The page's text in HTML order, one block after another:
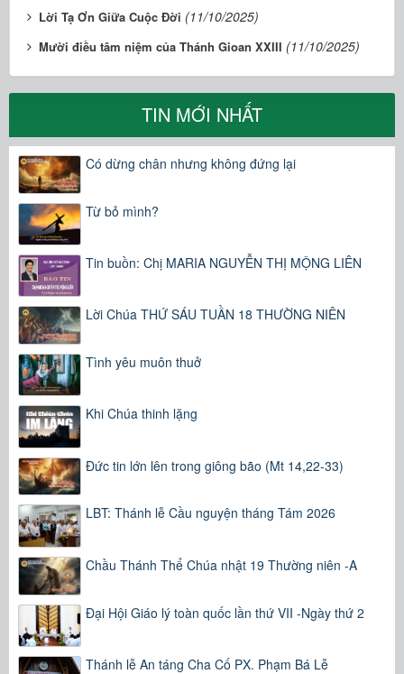
Lời Tạ Ơn Giữa Cuộc Đời (11/10/2025)
Mười điều tâm niệm của Thánh Gioan XXIII (11/10/2025)
TIN MỚI NHẤT
Có dừng chân nhưng không đứng lại
Từ bỏ mình?
Tin buồn: Chị MARIA NGUYỄN THỊ MỘNG LIÊN
Lời Chúa THỨ SÁU TUẦN 18 THƯỜNG NIÊN
Tình yêu muôn thuở
Khi Chúa thinh lặng
Đức tin lớn lên trong giông bão (Mt 14,22-33)
LBT: Thánh lễ Cầu nguyện tháng Tám 2026
Chầu Thánh Thể Chúa nhật 19 Thường niên -A
Đại Hội Giáo lý toàn quốc lần thứ VII -Ngày thứ 2
Thánh lễ An táng Cha Cố PX. Phạm Bá Lễ